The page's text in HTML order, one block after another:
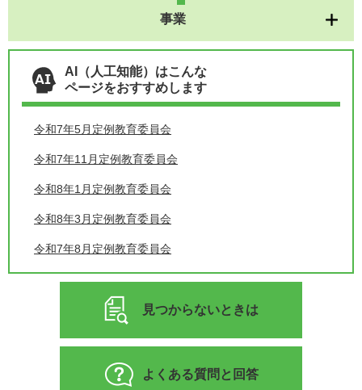
事業
AI（人工知能）はこんな
ページをおすすめします
令和7年5月定例教育委員会
令和7年11月定例教育委員会
令和8年1月定例教育委員会
令和8年3月定例教育委員会
令和7年8月定例教育委員会
見つからないときは
よくある質問と回答